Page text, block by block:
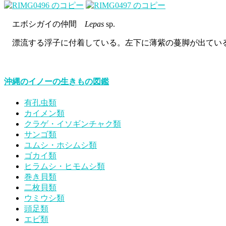
エボシガイの仲間 Lepas sp.
漂流する浮子に付着している。左下に薄紫の蔓脚が出てい
沖縄のイノーの生きもの図鑑
有孔虫類
カイメン類
クラゲ・イソギンチャク類
サンゴ類
ユムシ・ホシムシ類
ゴカイ類
ヒラムシ・ヒモムシ類
巻き貝類
二枚貝類
ウミウシ類
頭足類
エビ類